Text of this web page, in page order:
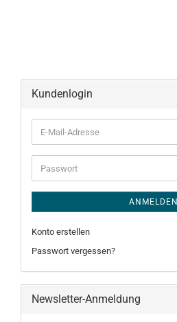
Kundenlogin
E-
Mail-
Adresse
Passwort
ANMELDEN
Konto erstellen
Passwort vergessen?
Newsletter-Anmeldung